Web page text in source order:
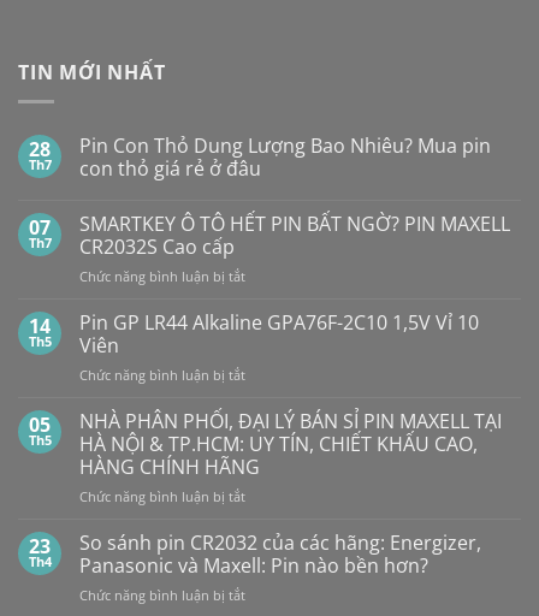
TIN MỚI NHẤT
28
Th7
Pin Con Thỏ Dung Lượng Bao Nhiêu? Mua pin
con thỏ giá rẻ ở đâu
bình
luận
ở
Pin
Con
Dung
Lượng
Bao
Nhiêu?
Mua
con
thỏ
giá
rẻ
ở
đâu
07
Th7
SMARTKEY Ô TÔ HẾT PIN BẤT NGỜ? PIN MAXELL
CR2032S Cao cấp
Chức năng bình luận bị tắtở
Ô
PIN
NGỜ?
PIN
MAXELL
CR2032S Cao
cấp
14
Th5
Pin GP LR44 Alkaline GPA76F-2C10 1,5V Vỉ 10
Viên
Chức năng bình luận bị tắtở
GP
LR44
Alkaline
GPA76F-
2C10
Vỉ
10
Viên
05
Th5
NHÀ PHÂN PHỐI, ĐẠI LÝ BÁN SỈ PIN MAXELL TẠI
HÀ NỘI & TP.HCM: UY TÍN, CHIẾT KHẤU CAO,
HÀNG CHÍNH HÃNG
Chức năng bình luận bị tắtở
PHÂN
PHỐI,
ĐẠI
LÝ
23
Th4
So sánh pin CR2032 của các hãng: Energizer,
Panasonic và Maxell: Pin nào bền hơn?
Chức năng bình luận bị tắtở